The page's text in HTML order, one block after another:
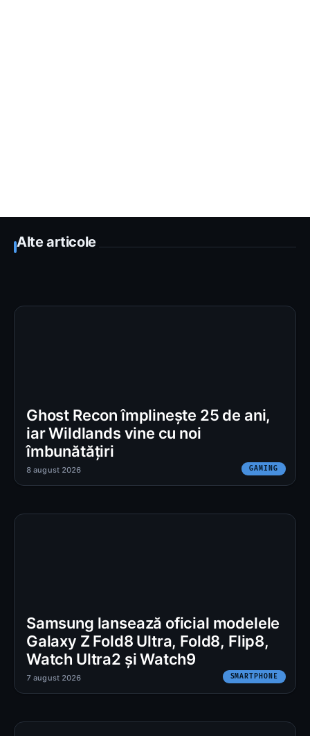
Alte articole
Ghost Recon împlinește 25 de ani,
iar Wildlands vine cu noi
îmbunătățiri
GAMING
8 august 2026
Samsung lansează oficial modelele
Galaxy Z Fold8 Ultra, Fold8, Flip8,
Watch Ultra2 și Watch9
SMARTPHONE
7 august 2026